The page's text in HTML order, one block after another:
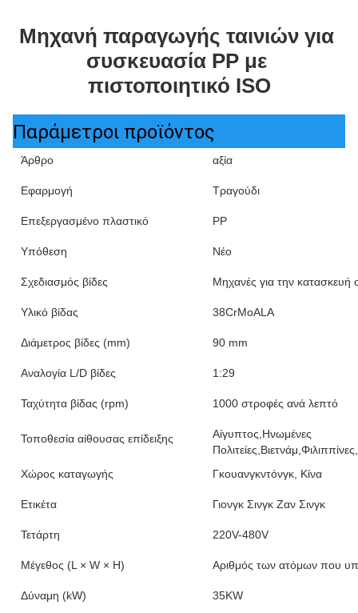
Μηχανή παραγωγής ταινιών για
συσκευασία PP με
πιστοποιητικό ISO
Παράμετροι προϊόντος
Άρθρο αξία
Εφαρμογή Τραγούδι
Επεξεργασμένο πλαστικό PP
Υπόθεση Νέο
Σχεδιασμός βίδες Μηχανές για την κατασκευή
Υλικό βίδας 38CrMoALA
Διάμετρος βίδες (mm) 90 mm
Αναλογία L/D βίδες 1:29
Ταχύτητα βίδας (rpm) 1000 στροφές ανά λεπτό
Τοποθεσία αίθουσας επίδειξης
Αίγυπτος,Ηνωμένες
Χώρος καταγωγής
Γκουανγκντόνγκ, Κίνα
Ετικέτα Γιονγκ Σινγκ Ζαν Σινγκ
Τετάρτη 220V-480V
Μέγεθος (L × W × H) Αριθμός των ατόμων που
Δύναμη (kW) 35KW